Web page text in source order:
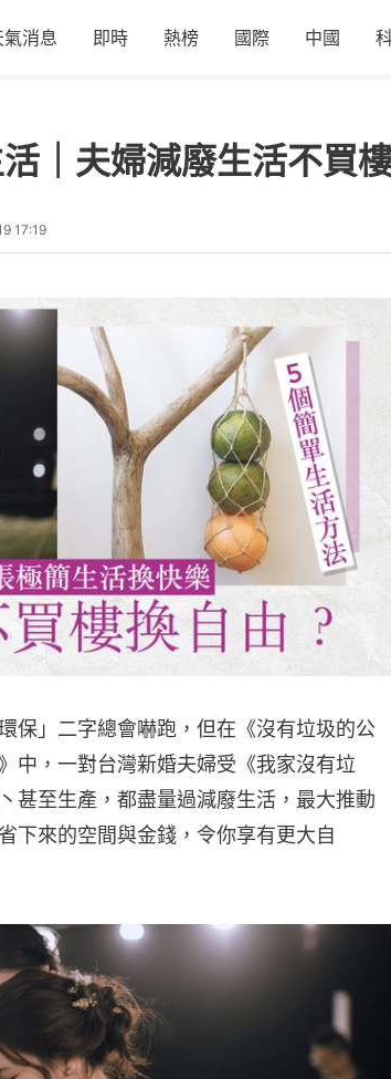
氣消息 即時 熱榜 國際 中國
｜夫婦減廢生活不買
17:19
保」二字總會嚇跑，但在《沒有垃圾的公
中，一對台灣新婚夫婦受《我家沒有垃
甚至生產，都盡量過減廢生活，最大推動
下來的空間與金錢，令你享有更大自